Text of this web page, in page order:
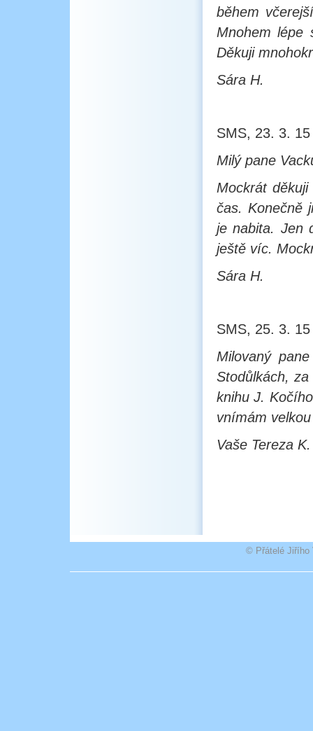
během
Mnohem lépe
Děkuji
Sára H.
SMS, 23. 3. 15
Milý pane
Mockrát
čas. Konečně
je nabita. Jen
ještě víc.
Sára H.
SMS, 25. 3. 15
Milovaný
Stodůlkách,
knihu J.
vnímám
Vaše Tereza K.
© Přátelé